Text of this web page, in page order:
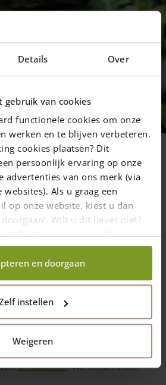
Details Over
gebruik van cookies
functionele cookies om onze
werken en te blijven verbeteren.
cookies plaatsen? Dit
persoonlijk ervaring op onze
advertenties van ons merk (via
Als u graag een
op onze website, kiest u dan
doorgaan'. Wilt u dit liever niet?
en geef aan welke cookies
en doorgaan
instellen
Weigeren
befestigen
Wie baue ich einen
Schritt-für-Schritt
Haselnusszaun
wie man in kurzer Zeit einen
kontaktieren. Wir helfen Ihnen